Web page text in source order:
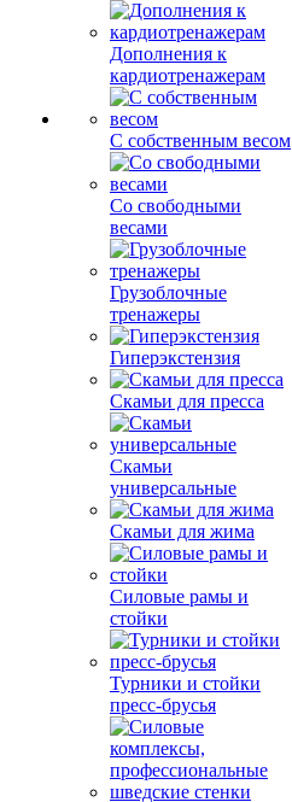
Дополнения к
кардиотренажерам
С собственным весом
Со свободными
весами
Грузоблочные
тренажеры
Гиперэкстензия
Скамьи для пресса
Скамьи
универсальные
Скамьи для жима
Силовые рамы и
стойки
Турники и стойки
пресс-брусья